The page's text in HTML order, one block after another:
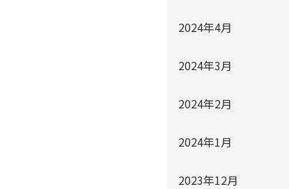
2024年4月
2024年3月
2024年2月
2024年1月
2023年12月